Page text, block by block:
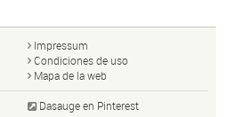
Impressum
Condiciones de uso
Mapa de la web
Dasauge en Pinterest